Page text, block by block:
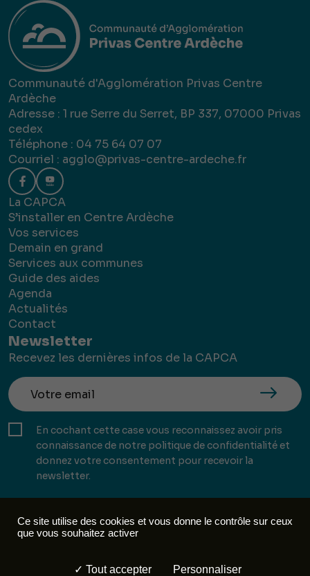
Communauté d'Agglomération Privas Centre
Ardèche
Adresse : 1 rue Serre du Serret, BP 337, 07000 Privas
cedex
Téléphone : 04 75 64 07 07
Courriel : agglo@privas-centre-ardeche.fr
La CAPCA
S’installer en Centre Ardèche
Vos services
Demain en grand
Services aux communes
Guide des aides
Agenda
Actualités
Contact
Newsletter
Recevez les dernières infos de la CAPCA
En cochant cette case vous reconnaissez avoir pris
connaissance de notre politique de confidentialité et
donnez votre consentement pour recevoir la
newsletter.
Ce site utilise des cookies et vous donne le contrôle sur ceux
que vous souhaitez activer
Tout accepter Personnaliser